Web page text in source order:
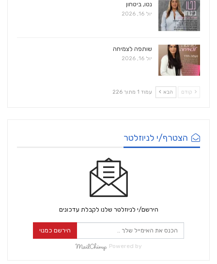
נטו, ביטחון
יול 16, 2026
שותפה לצמיחה
יול 16, 2026
קודם הבא עמוד 1 מתוך 226
הצטרף/י לניוזלטר
הירשם/י לניוזלטר שלנו לקבלת עדכונים
הירשם כמנוי
Powered by